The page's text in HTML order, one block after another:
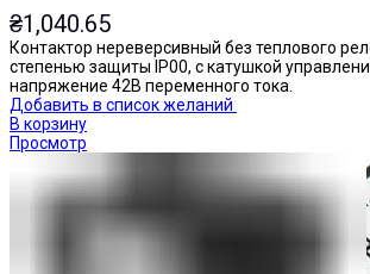
₴1,040.65
Контактор нереверсивный без теплового
степенью защиты IP00, с катушкой
напряжение 42В переменного тока.
Добавить в список желаний
В корзину
Просмотр